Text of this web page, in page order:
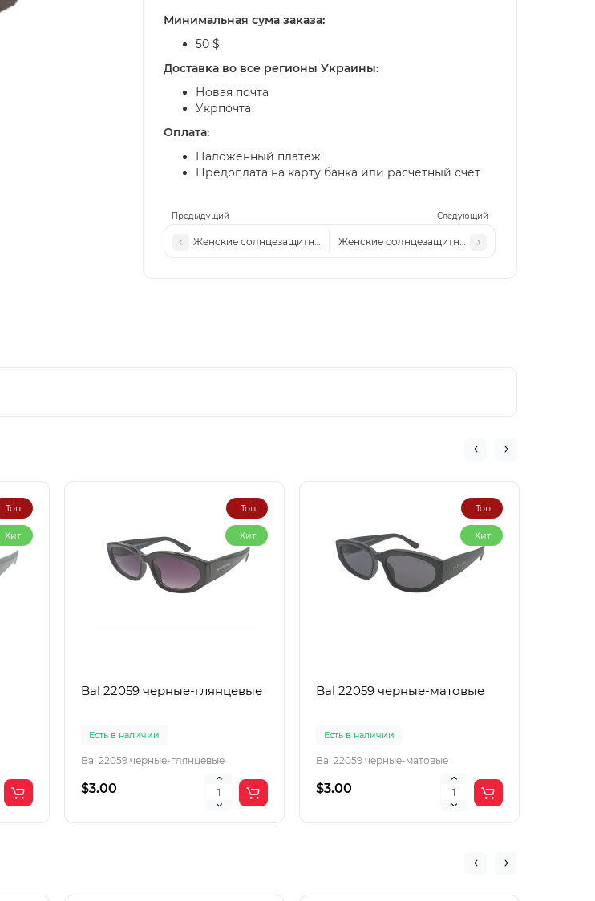
Предыдущий Следующий
Женские солнцезащитные очки Cel 2519 зеленыеЖенские солнцезащитные очки Cel 2519
Минимальная сума заказа:
50 $
Доставка во все регионы Украины:
Новая почта
Укрпочта
Оплата:
Наложенный платеж
Предоплата на карту банка или расчетный счет
Топ
Хит
Топ
Хит
Bal 22059 черные-глянцевые
Есть в наличии
Bal 22059 черные-глянцевые
$3.00
Топ
Хит
Bal 22059 черные-матовые
Есть в наличии
Bal 22059 черные-матовые
$3.00